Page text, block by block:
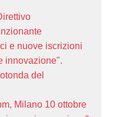
e nuove iscrizioni
innovazione".
del
Milano 10 ottobre